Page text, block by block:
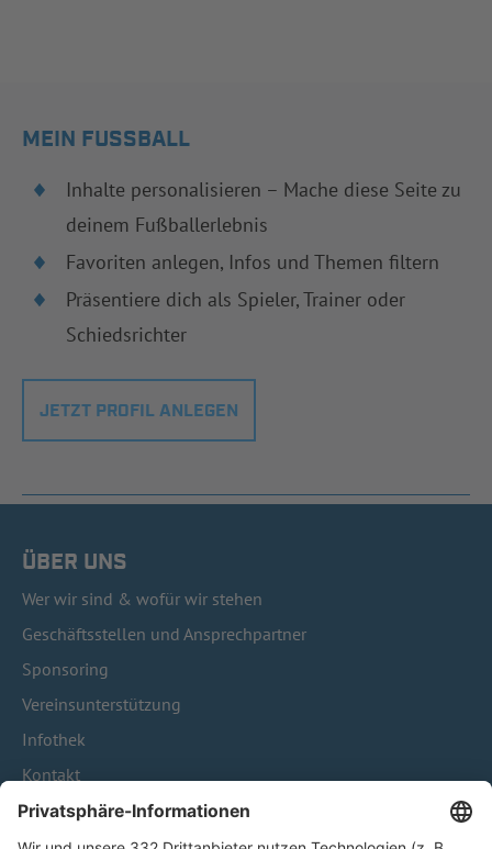
MEIN FUSSBALL
Inhalte personalisieren – Mache diese Seite zu
deinem Fußballerlebnis
Favoriten anlegen, Infos und Themen filtern
Präsentiere dich als Spieler, Trainer oder
Schiedsrichter
JETZT PROFIL ANLEGEN
ÜBER UNS
Wer wir sind & wofür wir stehen
Geschäftsstellen und Ansprechpartner
Sponsoring
Vereinsunterstützung
Infothek
Kontakt
HÄUFIG BESUCHTE SEITEN